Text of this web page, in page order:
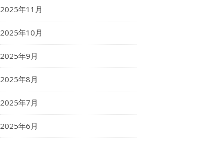
2025年11月
2025年10月
2025年9月
2025年8月
2025年7月
2025年6月